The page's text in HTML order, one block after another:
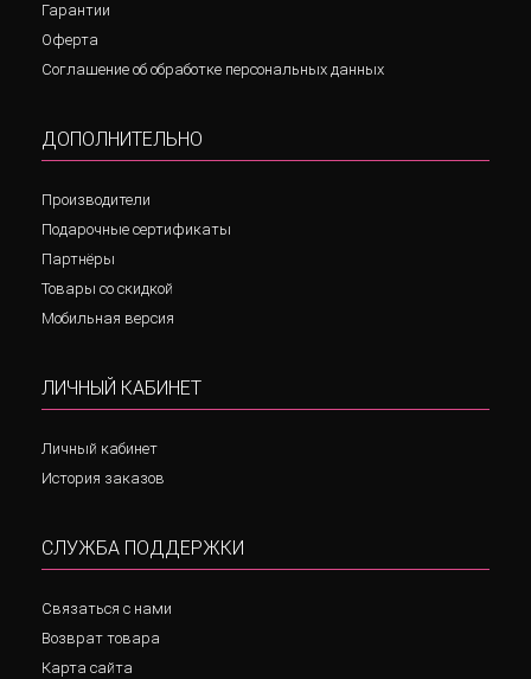
Гарантии
Оферта
Соглашение об обработке персональных данных
ДОПОЛНИТЕЛЬНО
Производители
Подарочные сертификаты
Партнёры
Товары со скидкой
Мобильная версия
ЛИЧНЫЙ КАБИНЕТ
Личный кабинет
История заказов
СЛУЖБА ПОДДЕРЖКИ
Связаться с нами
Возврат товара
Карта сайта